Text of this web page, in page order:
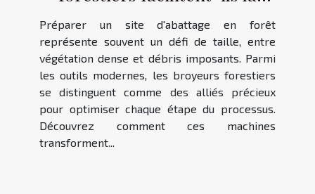
préparation des sites
d'abattage ?
Préparer un site d'abattage en forêt
représente souvent un défi de taille, entre
végétation dense et débris imposants. Parmi
les outils modernes, les broyeurs forestiers
se distinguent comme des alliés précieux
pour optimiser chaque étape du processus.
Découvrez comment ces machines
transforment...